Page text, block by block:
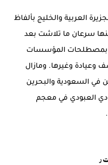
العربية والخليج بألفاظ
سرعان ما تلاشت بعد
بمصطلحات المؤسسات
وغيرها. ومازال
في السعودية والبحرين
العبودي في معجم